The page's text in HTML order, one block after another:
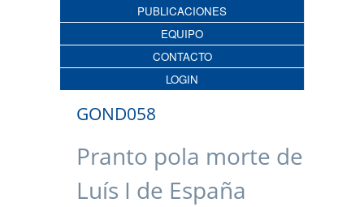
PUBLICACIONES
EQUIPO
CONTACTO
LOGIN
GOND058
Pranto pola morte de
Luís I de España